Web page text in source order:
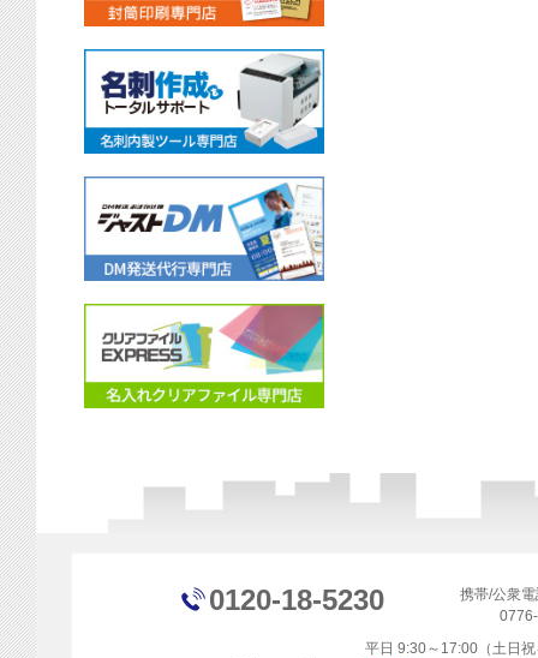
0120-18-5230
携帯/公衆
平日 9:30～17:00（土日